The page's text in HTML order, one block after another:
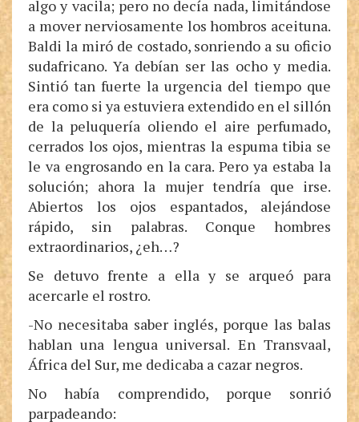
algo y vacila; pero no decía nada, limitándose
a mover nerviosamente los hombros aceituna.
Baldi la miró de costado, sonriendo a su oficio
sudafricano. Ya debían ser las ocho y media.
Sintió tan fuerte la urgencia del tiempo que
era como si ya estuviera extendido en el sillón
de la peluquería oliendo el aire perfumado,
cerrados los ojos, mientras la espuma tibia se
le va engrosando en la cara. Pero ya estaba la
solución; ahora la mujer tendría que irse.
Abiertos los ojos espantados, alejándose
rápido, sin palabras. Conque hombres
extraordinarios, ¿eh…?
Se detuvo frente a ella y se arqueó para
acercarle el rostro.
-No necesitaba saber inglés, porque las balas
hablan una lengua universal. En Transvaal,
África del Sur, me dedicaba a cazar negros.
No había comprendido, porque sonrió
parpadeando: